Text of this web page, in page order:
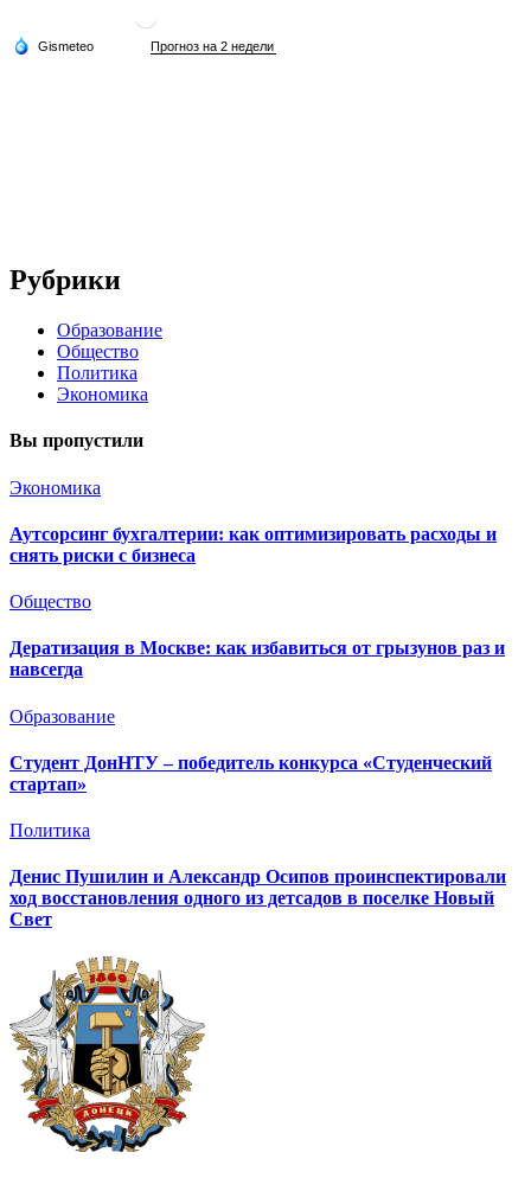
Рубрики
Образование
Общество
Политика
Экономика
Вы пропустили
Экономика
Аутсорсинг бухгалтерии: как оптимизировать расходы и
снять риски с бизнеса
Общество
Дератизация в Москве: как избавиться от грызунов раз и
навсегда
Образование
Студент ДонНТУ – победитель конкурса «Студенческий
стартап»
Политика
Денис Пушилин и Александр Осипов проинспектировали
ход восстановления одного из детсадов в поселке Новый
Свет